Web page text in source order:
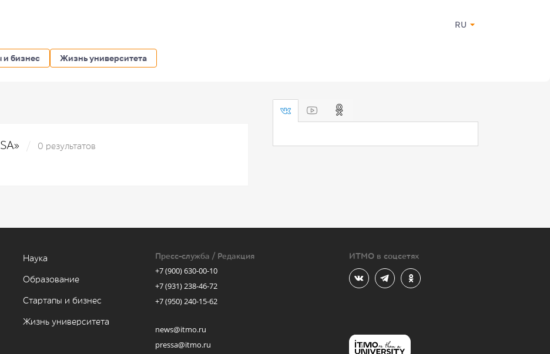
RU
и бизнес Жизнь университета
0 результатов
Наука
Образование
Стартапы и бизнес
Жизнь университета
Пресс-служба / Редакция
+7 (900) 630-00-10
+7 (931) 238-46-72
+7 (950) 240-15-62
news@itmo.ru
pressa@itmo.ru
ИТМО в соцсетях